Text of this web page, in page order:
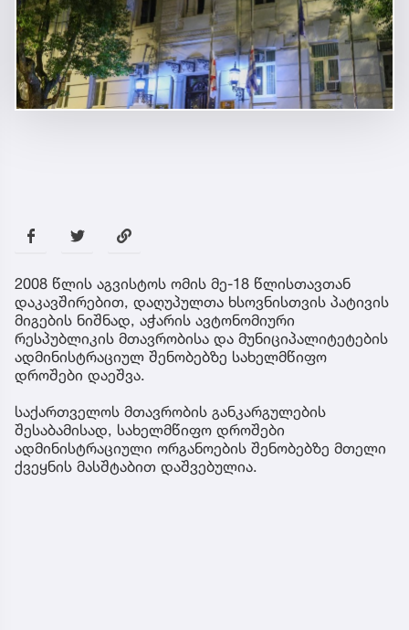
2008 წლის აგვისტოს ომის მე-18 წლისთავთან
დაკავშირებით, დაღუპულთა ხსოვნისთვის პატივის
მიგების ნიშნად, აჭარის ავტონომიური
რესპუბლიკის მთავრობისა და მუნიციპალიტეტების
ადმინისტრაციულ შენობებზე სახელმწიფო
დროშები დაეშვა.
საქართველოს მთავრობის განკარგულების
შესაბამისად, სახელმწიფო დროშები
ადმინისტრაციული ორგანოების შენობებზე მთელი
ქვეყნის მასშტაბით დაშვებულია.